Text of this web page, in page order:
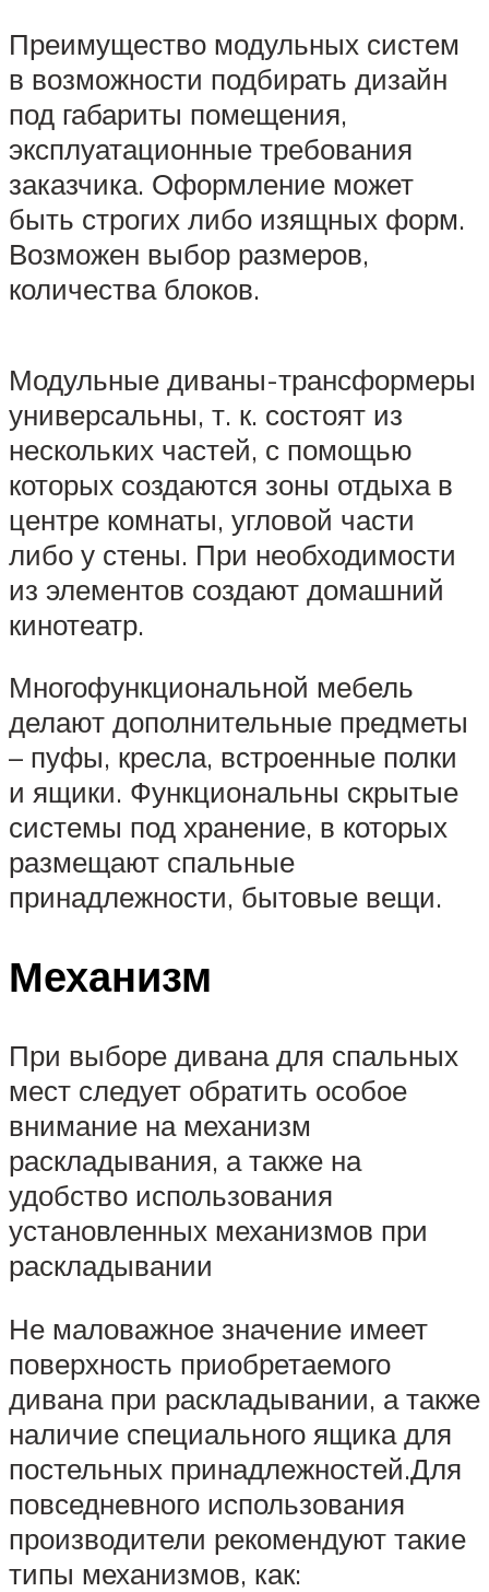
Преимущество модульных систем
в возможности подбирать дизайн
под габариты помещения,
эксплуатационные требования
заказчика. Оформление может
быть строгих либо изящных форм.
Возможен выбор размеров,
количества блоков.
Модульные диваны-трансформеры
универсальны, т. к. состоят из
нескольких частей, с помощью
которых создаются зоны отдыха в
центре комнаты, угловой части
либо у стены. При необходимости
из элементов создают домашний
кинотеатр.
Многофункциональной мебель
делают дополнительные предметы
– пуфы, кресла, встроенные полки
и ящики. Функциональны скрытые
системы под хранение, в которых
размещают спальные
принадлежности, бытовые вещи.
Механизм
При выборе дивана для спальных
мест следует обратить особое
внимание на механизм
раскладывания, а также на
удобство использования
установленных механизмов при
раскладывании
Не маловажное значение имеет
поверхность приобретаемого
дивана при раскладывании, а также
наличие специального ящика для
постельных принадлежностей.Для
повседневного использования
производители рекомендуют такие
типы механизмов, как: